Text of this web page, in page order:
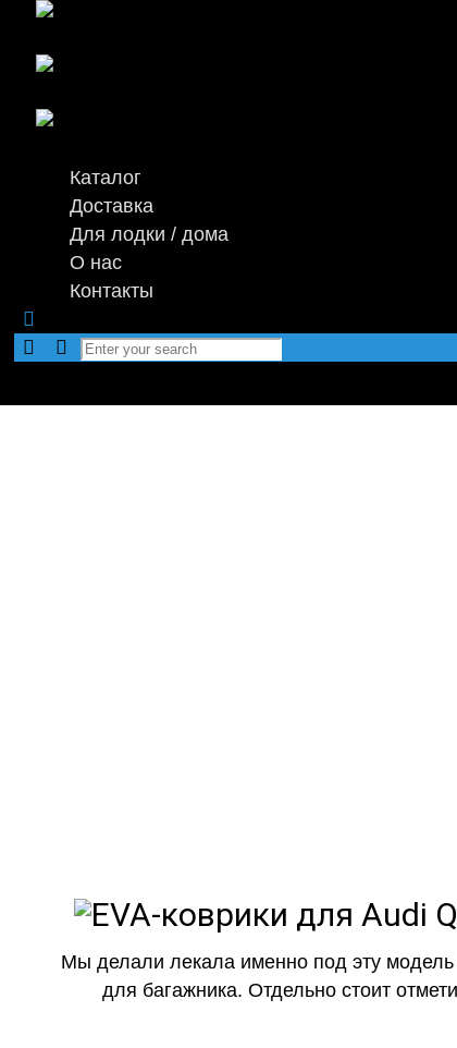
Каталог
Доставка
Для лодки / дома
О нас
Контакты
Мы делали лекала именно под эту модель
для багажника. Отдельно стоит